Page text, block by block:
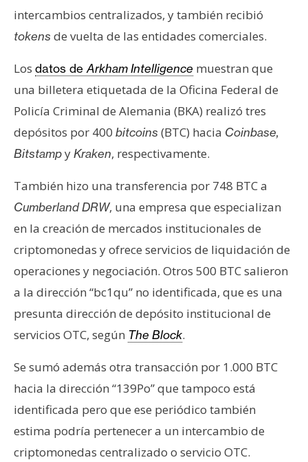
a
T
e
a
s
R
c
u
r
s
o
o
n
t
a
c
t
intercambios centralizados, y también recibió
tokens de vuelta de las entidades comerciales.
Los datos de Arkham Intelligence muestran que
una billetera etiquetada de la Oficina Federal de
Policía Criminal de Alemania (BKA) realizó tres
depósitos por 400 bitcoins (BTC) hacia Coinbase,
BitstampyKraken, respectivamente.
También hizo una transferencia por 748 BTC a
Cumberland DRW, una empresa que especializan
en la creación de mercados institucionales de
criptomonedas y ofrece servicios de liquidación de
operaciones y negociación. Otros 500 BTC salieron
a la dirección “bc1qu” no identificada, que es una
presunta dirección de depósito institucional de
servicios OTC, según The Block.
Se sumó además otra transacción por 1.000 BTC
hacia la dirección “139Po” que tampoco está
identificada pero que ese periódico también
estima podría pertenecer a un intercambio de
criptomonedas centralizado o servicio OTC.